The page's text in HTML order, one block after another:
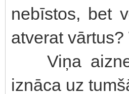
nebīstos, bet
atverat
Viņa
iznāca uz